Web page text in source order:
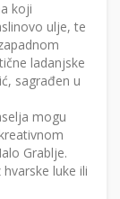
koji
ulje, te
ladanjske
sagrađen u
mogu
Grablje.
luke ili